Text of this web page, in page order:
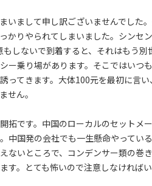
いまして申し訳ございませんでした
かりやられてしまいました。シン
しないで到着すると、それはもう
ー乗り場があります。そこではい
ってきます。大体100元を最初に言
せん。
拓です。中国のローカルのセット
中国発の会社でも一生懸命やって
ないところで、コンデンサー類の
す。とても怖いので注意しなければい